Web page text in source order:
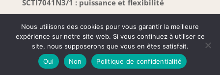
utilisation
couteau.
SCTI7041N3/1 : puissance et flexibilité
Tous droits réservés –Mentions Légales -Plan de
site-Contact
Nous utilisons des cookies pour vous garantir la meilleure
expérience sur notre site web. Si vous continuez à utiliser ce
site, nous supposerons que vous en êtes satisfait.
Oui
Non Politique de confidentialité